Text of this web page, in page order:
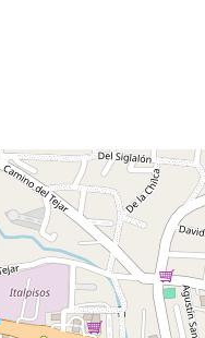
0 días